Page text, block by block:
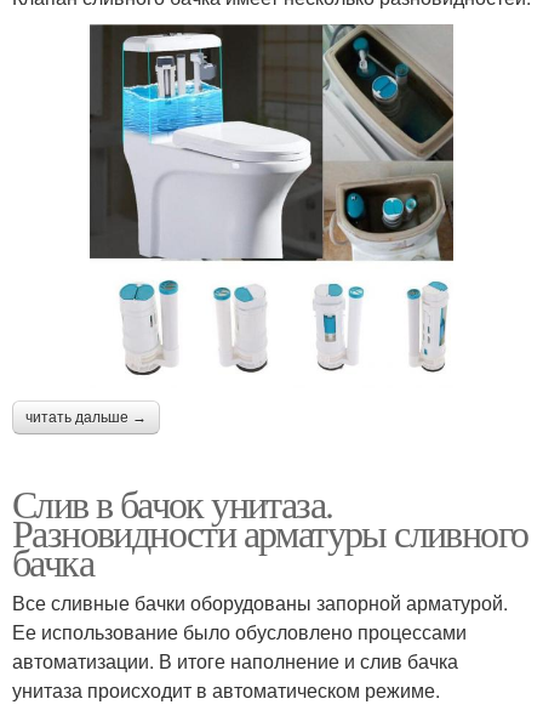
читать дальше →
Слив в бачок унитаза.
Разновидности арматуры сливного
бачка
Все сливные бачки оборудованы запорной арматурой.
Ее использование было обусловлено процессами
автоматизации. В итоге наполнение и слив бачка
унитаза происходит в автоматическом режиме.